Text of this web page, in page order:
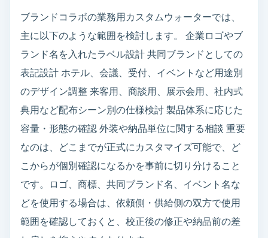
ブランドコラボの業務用カスタムウォーターでは、
主に以下のような範囲を検討します。 企業ロゴやブ
ランド名を入れたラベル設計 共同ブランドとしての
表記設計 ホテル、会議、受付、イベントなど用途別
のデザイン調整 来客用、商談用、展示会用、社内式
典用など配布シーン別の仕様検討 製品体系に応じた
容量・形態の確認 外装や納品単位に関する相談 重要
なのは、どこまでが正式にカスタマイズ可能で、ど
こからが個別確認になるかを事前に切り分けること
です。ロゴ、商標、共同ブランド名、イベント名な
どを使用する場合は、依頼側・供給側の双方で使用
範囲を確認しておくと、校正後の修正や納品前の差